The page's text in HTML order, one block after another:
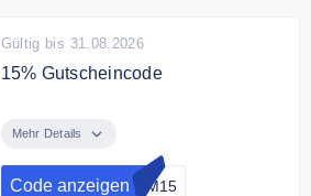
Gültig bis 31.08.2026
15% Gutscheincode
15% Rabatt auf das gesamte
Mehr Details
Code anzeigen RM15